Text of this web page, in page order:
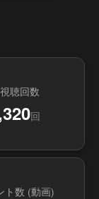
聴回数
回
ト数 (動画)